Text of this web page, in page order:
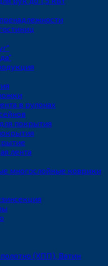
в рулонах
покрытия
лента
многослойные коврики
(ХПП), Ватин